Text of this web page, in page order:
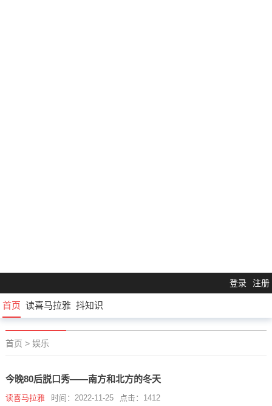
登录 注册
首页 读喜马拉雅 抖知识
首页 > 娱乐
今晚80后脱口秀——南方和北方的冬天
读喜马拉雅 时间：2022-11-25 点击：1412